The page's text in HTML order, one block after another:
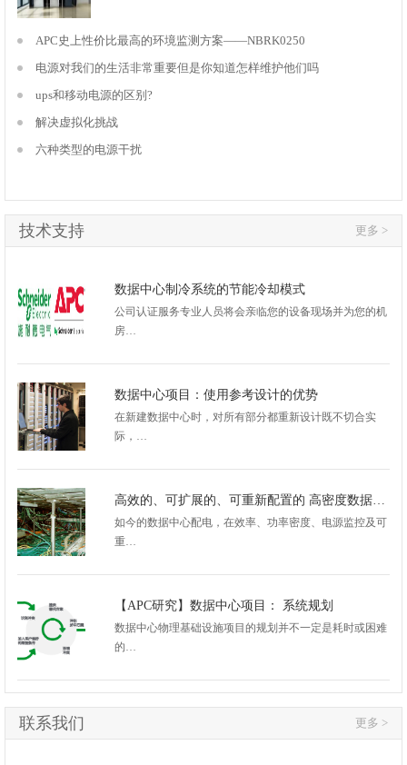
APC史上性价比最高的环境监测方案——NBRK0250
电源对我们的生活非常重要但是你知道怎样维护他们吗
ups和移动电源的区别?
解决虚拟化挑战
六种类型的电源干扰
更多 >
技术支持
数据中心制冷系统的节能冷却模式
公司认证服务专业人员将会亲临您的设备现场并为您的机
房…
数据中心项目：使用参考设计的优势
在新建数据中心时，对所有部分都重新设计既不切合实
际，…
高效的、可扩展的、可重新配置的 高密度数据中心配电架构
如今的数据中心配电，在效率、功率密度、电源监控及可
重…
【APC研究】数据中心项目： 系统规划
数据中心物理基础设施项目的规划并不一定是耗时或困难
的…
更多 >
联系我们